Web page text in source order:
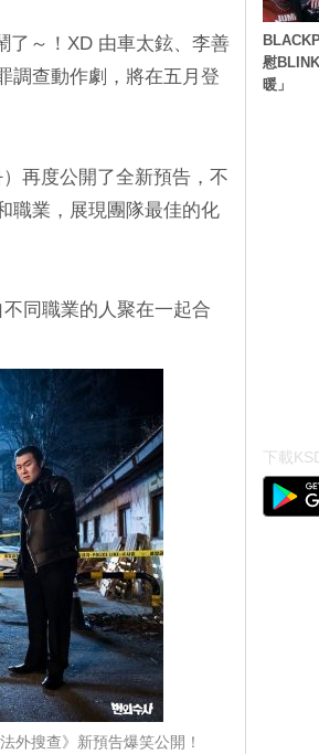
了～！XD 由車太鉉、李善
調查動作劇，將在五月登
再度公開了全新預告，不
職業，展現團隊最佳的化
同職業的人聚在一起合
外搜查》新預告爆笑公開！
慰
暖」
下載